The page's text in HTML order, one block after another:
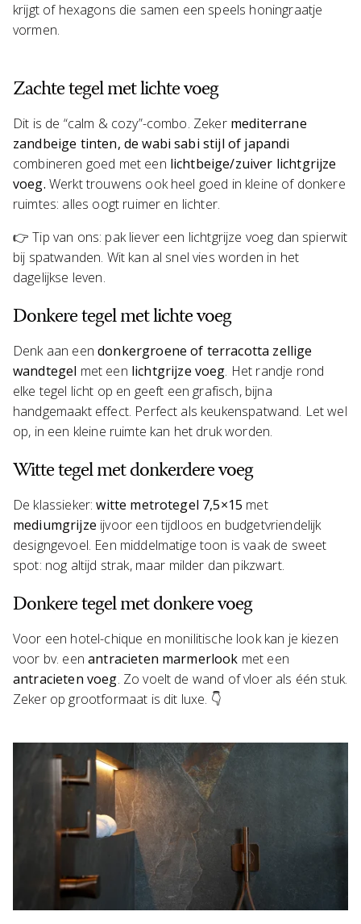
krijgt of hexagons die samen een speels honingraatje
vormen.
Zachte tegel met lichte voeg
Dit is de “calm & cozy”-combo. Zeker mediterrane
zandbeige tinten, de wabi sabi stijl of japandi
combineren goed met een lichtbeige/zuiver lichtgrijze
voeg. Werkt trouwens ook heel goed in kleine of donkere
ruimtes: alles oogt ruimer en lichter.
👉 Tip van ons: pak liever een lichtgrijze voeg dan spierwit
bij spatwanden. Wit kan al snel vies worden in het
dagelijkse leven.
Donkere tegel met lichte voeg
Denk aan eendonkergroene of terracotta zellige
wandtegel met een lichtgrijze voeg. Het randje rond
elke tegel licht op en geeft een grafisch, bijna
handgemaakt effect. Perfect als keukenspatwand. Let wel
op, in een kleine ruimte kan het druk worden.
Witte tegel met donkerdere voeg
De klassieker:witte metrotegel 7,5×15 met
mediumgrijze ijvoor een tijdloos en budgetvriendelijk
designgevoel. Een middelmatige toon is vaak de sweet
spot: nog altijd strak, maar milder dan pikzwart.
Donkere tegel met donkere voeg
Voor een hotel-chique en monilitische look kan je kiezen
voor bv. eenantracieten marmerlook met een
antracieten voeg. Zo voelt de wand of vloer als één stuk.
Zeker op grootformaat is dit luxe. 👇